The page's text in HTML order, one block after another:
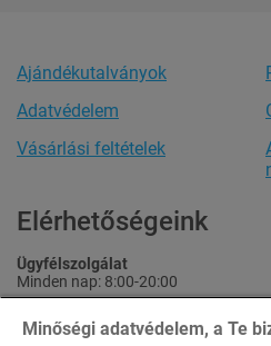
Ajándékutalványok
Adatvédelem
Vásárlási feltételek
Elérhetőségeink
Ügyfélszolgálat
Minden nap: 8:00-20:00
Tel.:
+36 20 444 1484
Email:info@maiutazas.hu
Minőségi adatvédelem, a Te